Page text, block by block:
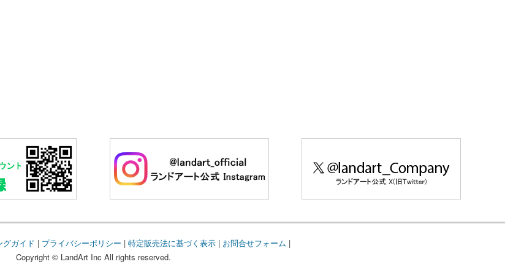
グガイド | プライバシーポリシー | 特定販売法に基づく表示| お問合せフォーム |
Copyright © LandArt Inc All rights reserved.